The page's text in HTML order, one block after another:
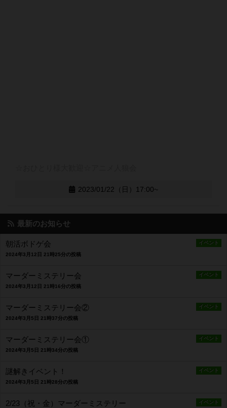
2023/01/22（日）17:00~
最新のお知らせ
イベント
朝活ボドゲ会
2024年3月12日 21時25分の投稿
イベント
マーダーミステリー会
2024年3月12日 21時16分の投稿
イベント
マーダーミステリー会②
2024年3月5日 21時37分の投稿
イベント
マーダーミステリー会①
2024年3月5日 21時34分の投稿
イベント
謎解きイベント！
2024年3月5日 21時28分の投稿
イベント
2/23（祝・金）マーダーミステリー